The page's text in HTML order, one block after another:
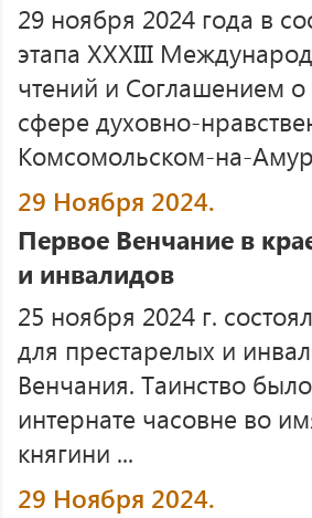
29 ноября 2024 года в
этапа ХХХIII
чтений и Соглашением
сфере духовно-
Комсомольском-на-
29 Ноября 2024.
Первое Венчание в
и инвалидов
25 ноября 2024 г.
для престарелых и
Венчания. Таинство
интернате часовне во
княгини ...
29 Ноября 2024.